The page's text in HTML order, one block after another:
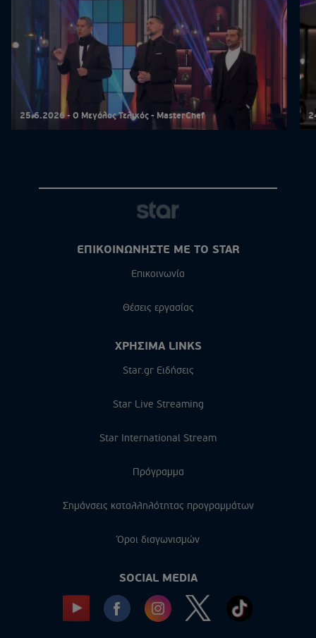
25.6.2026 - Ο Μεγάλος Τελικός - MasterChef
ΕΠΙΚΟΙΝΩΝΗΣΤΕ ΜΕ ΤΟ STAR
Επικοινωνία
Θέσεις εργασίας
ΧΡΗΣΙΜΑ LINKS
Star.gr Ειδήσεις
Star Live Streaming
Star International Stream
Πρόγραμμα
Σημάνσεις καταλληλότητας προγραμμάτων
Όροι διαγωνισμών
SOCIAL MEDIA